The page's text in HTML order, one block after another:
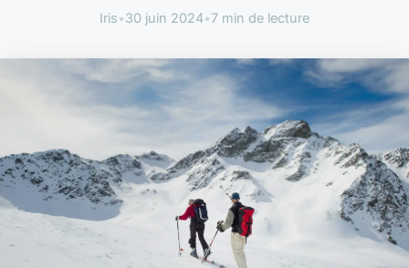
Iris•30 juin 2024•7 min de lecture